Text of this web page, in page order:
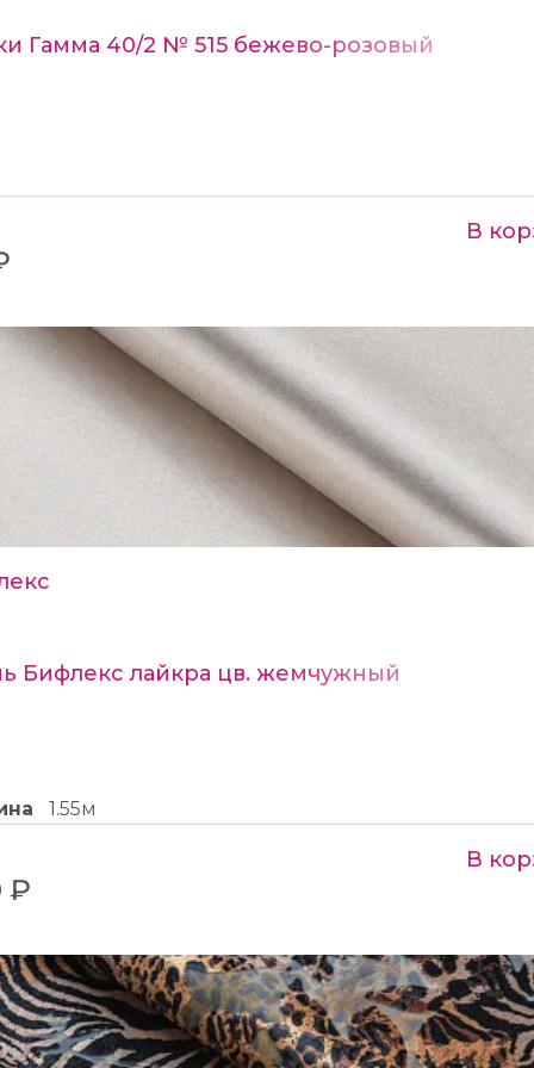
Гамма 40/2 № 515 бежево-розовый
В
Бифлекс лайкра цв. жемчужный
1.55м
₽
В